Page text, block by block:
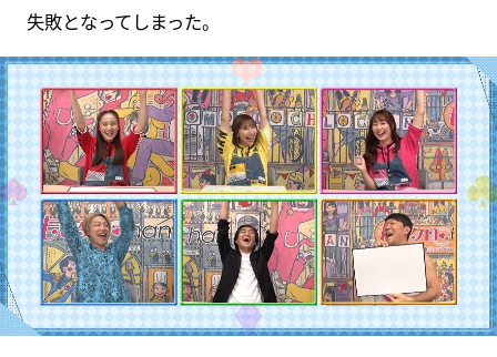
失敗となってしまった。